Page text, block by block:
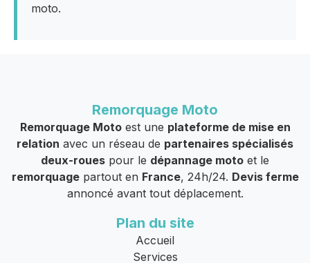
moto.
Remorquage Moto
Remorquage Motoest une plateforme de mise en
relation avec un réseau de partenaires spécialisés
deux-roues pour le dépannage moto et le
remorquagepartout en France, 24h/24. Devis ferme
annoncé avant tout déplacement.
Plan du site
Accueil
Services